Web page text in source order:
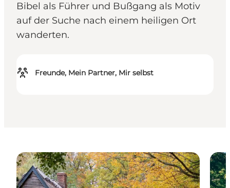
Bibel als Führer und Bußgang als Motiv
auf der Suche nach einem heiligen Ort
wanderten.
Freunde, Mein Partner, Mir selbst